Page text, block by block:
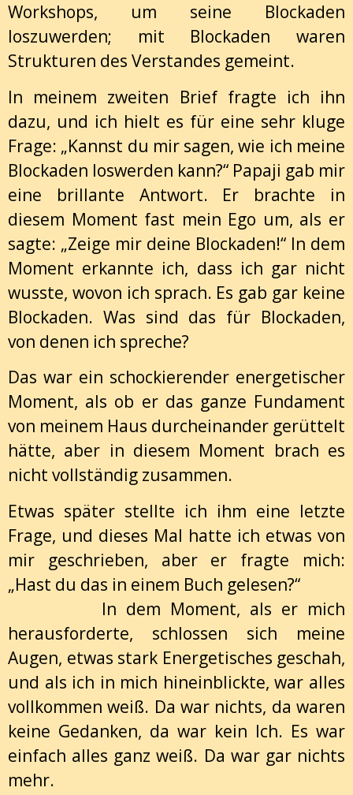
Workshops, um seine Blockaden
loszuwerden; mit Blockaden waren
Strukturen des Verstandes gemeint.
In meinem zweiten Brief fragte ich ihn
dazu, und ich hielt es für eine sehr kluge
Frage: „Kannst du mir sagen, wie ich meine
Blockaden loswerden kann?“ Papaji gab mir
eine brillante Antwort. Er brachte in
diesem Moment fast mein Ego um, als er
sagte: „Zeige mir deine Blockaden!“ In dem
Moment erkannte ich, dass ich gar nicht
wusste, wovon ich sprach. Es gab gar keine
Blockaden. Was sind das für Blockaden,
von denen ich spreche?
Das war ein schockierender energetischer
Moment, als ob er das ganze Fundament
von meinem Haus durcheinander gerüttelt
hätte, aber in diesem Moment brach es
nicht vollständig zusammen.
Etwas später stellte ich ihm eine letzte
Frage, und dieses Mal hatte ich etwas von
mir geschrieben, aber er fragte mich:
„Hast du das in einem Buch gelesen?“
In dem Moment, als er mich
herausforderte, schlossen sich meine
Augen, etwas stark Energetisches geschah,
und als ich in mich hineinblickte, war alles
vollkommen weiß. Da war nichts, da waren
keine Gedanken, da war kein Ich. Es war
einfach alles ganz weiß. Da war gar nichts
mehr.